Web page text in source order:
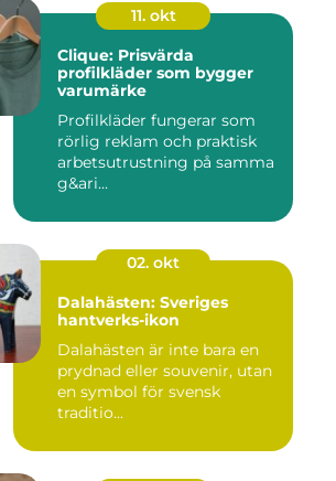
11. okt
Clique: Prisvärda
profilkläder som bygger
varumärke
Profilkläder fungerar som
rörlig reklam och praktisk
arbetsutrustning på samma
g&ari...
02. okt
Dalahästen: Sveriges
hantverks-ikon
Dalahästen är inte bara en
prydnad eller souvenir, utan
en symbol för svensk
traditio...